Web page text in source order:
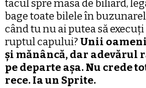
tacul spre masa de biliard,
bage toate bilele în
când tu nu ai putea să
ruptul capului?Unii oameni
și mănâncă, dar adevărul
pe departe așa. Nu crede
rece. Ia un Sprite.